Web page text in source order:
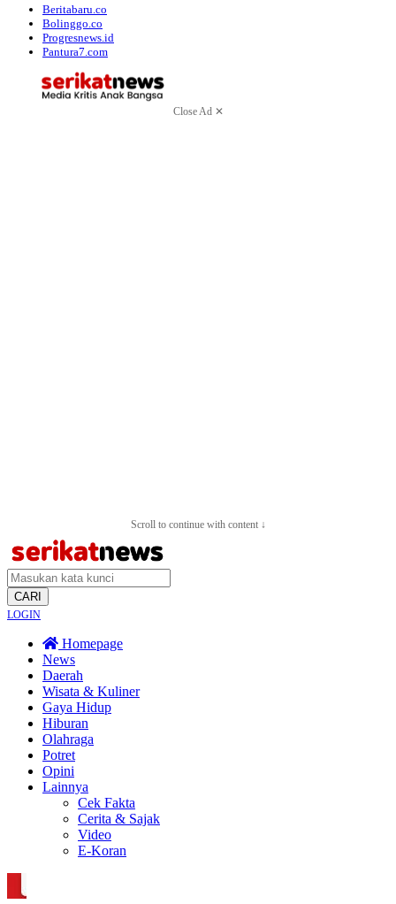
Beritabaru.co
Bolinggo.co
Progresnews.id
Pantura7.com
Close Ad ✕
Scroll to continue with content ↓
CARI
LOGIN
Homepage
News
Daerah
Wisata & Kuliner
Gaya Hidup
Hiburan
Olahraga
Potret
Opini
Lainnya
Cek Fakta
Cerita & Sajak
Video
E-Koran